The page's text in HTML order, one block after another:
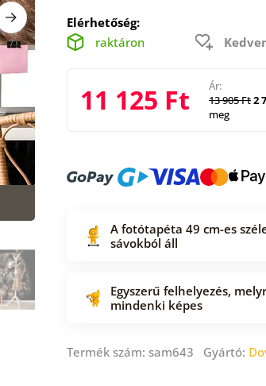
Elérhetőség:
raktáron
11 125 Ft
Ár:
13 905 Ft2
meg
A fotótapéta 49 cm-es
sávokból áll
Egyszerű felhelyezés,
mindenki képes
Termék szám: sam643 Gyártó: